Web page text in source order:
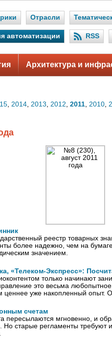
Отрасли
автоматизации RSS
Архитектура и
, 2014, 2013, 2012, 2011, 2010,
реестр товарных
более надежно, чем на
значением.
«Телеком-Экспресс»:
только начинают
это весьма
ценнее уже накопленный опыт.
счетам
пересылаются мгновенно, и
Но старые регламенты требуют